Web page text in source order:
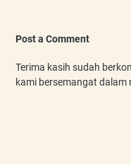
Post a Comment
Terima kasih sudah
kami bersemangat dalam